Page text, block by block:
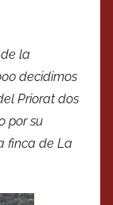
la
decidimos
Priorat dos
por su
finca de La